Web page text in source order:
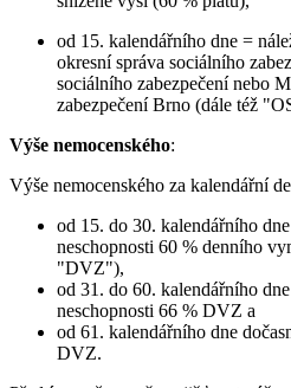
od 15. kalendářního dne =
okresní správa sociálního
sociálního zabezpečení nebo
zabezpečení Brno (dále též
Výše nemocenského:
Výše nemocenského za kalendářní
od 15. do 30. kalendářního
neschopnosti 60 % denního
"DVZ"),
od 31. do 60. kalendářního
neschopnosti 66 % DVZ a
od 61. kalendářního dne
DVZ.